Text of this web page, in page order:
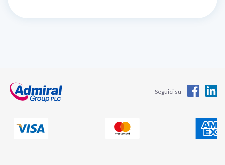
Seguici su